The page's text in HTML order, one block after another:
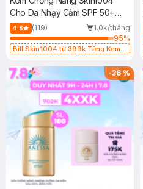
Cho Da Nhạy Cảm SPF 50+
50ml
4.8 (119)
1.0k/tháng
95%
Bill Skin1004 từ 399k Tặng Kem
SPF 50+ 20ml (SL Có Hạn)
-36%